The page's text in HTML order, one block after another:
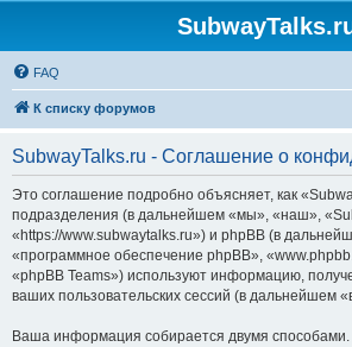
FAQ
К списку форумов
SubwayTalks.ru - Соглашение о
Это соглашение подробно объясняет, как
подразделения (в дальнейшем «мы», «наш»,
«https://www.subwaytalks.ru») и phpBB (в
«программное обеспечение phpBB»,
«phpBB Teams») используют информацию,
ваших пользовательских сессий (в дальнейшем
Ваша информация собирается двумя